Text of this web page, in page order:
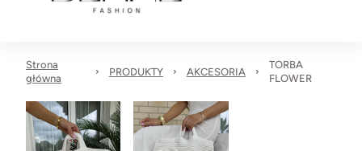
Strona
główna
PRODUKTY AKCESORIA
TORBA
FLOWER